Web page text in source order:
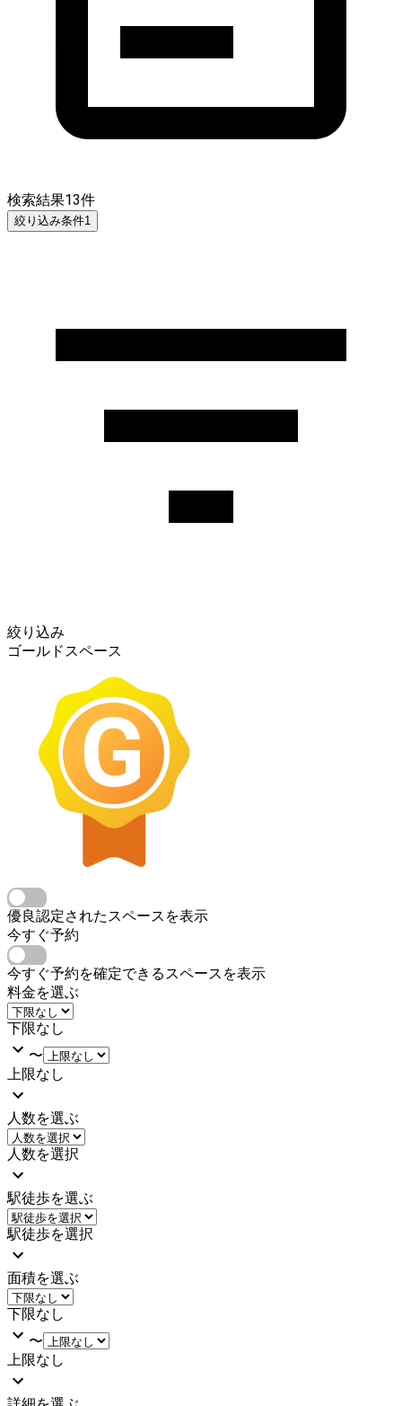
検索結果13件
絞り込み条件1
絞り込み
ゴールドスペース
優良認定されたスペースを表示
今すぐ予約
今すぐ予約を確定できるスペースを表示
料金を選ぶ
下限なし
〜
上限なし
人数を選ぶ
人数を選択
駅徒歩を選ぶ
駅徒歩を選択
面積を選ぶ
下限なし
〜
上限なし